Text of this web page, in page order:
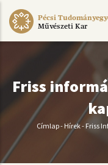
Ugrás
Pécsi
Művészeti Kar
Friss
Morzsa
Címlap- Hírek- Friss